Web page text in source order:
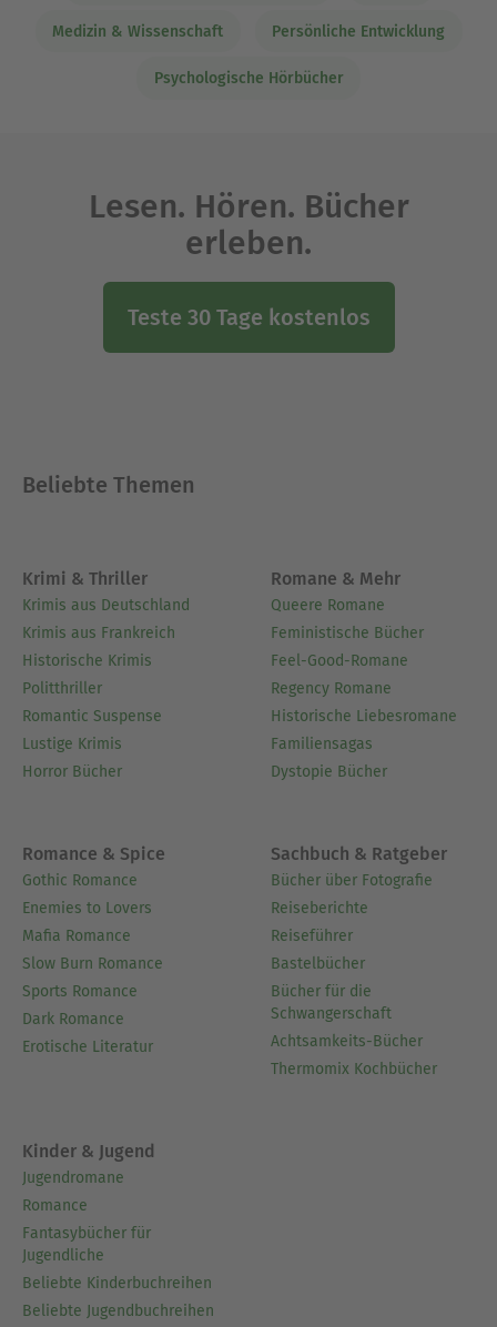
Medizin & Wissenschaft Persönliche Entwicklung
Psychologische Hörbücher
Lesen. Hören. Bücher
erleben.
Teste 30 Tage kostenlos
Beliebte Themen
Krimi & Thriller
Krimis aus Deutschland
Krimis aus Frankreich
Historische Krimis
Politthriller
Romantic Suspense
Lustige Krimis
Horror Bücher
Romane & Mehr
Queere Romane
Feministische Bücher
Feel-Good-Romane
Regency Romane
Historische Liebesromane
Familiensagas
Dystopie Bücher
Romance & Spice
Gothic Romance
Enemies to Lovers
Mafia Romance
Slow Burn Romance
Sports Romance
Dark Romance
Erotische Literatur
Sachbuch & Ratgeber
Bücher über Fotografie
Reiseberichte
Reiseführer
Bastelbücher
Bücher für die
Schwangerschaft
Achtsamkeits-Bücher
Thermomix Kochbücher
Kinder & Jugend
Jugendromane
Romance
Fantasybücher für
Jugendliche
Beliebte Kinderbuchreihen
Beliebte Jugendbuchreihen